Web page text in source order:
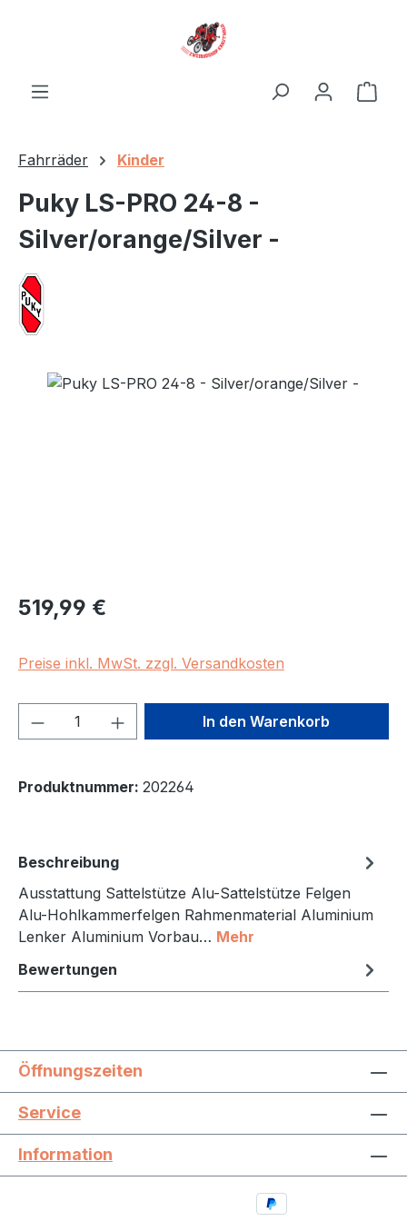
Fahrräder Kinder
Puky LS-PRO 24-8 -
Silver/orange/Silver -
Bildergalerie überspringen
Regulärer Preis:
519,99 €
Preise inkl. MwSt. zzgl. Versandkosten
Produkt Anzahl: Gib denIn den Warenkorb
Produktnummer: 202264
Beschreibung
Ausstattung Sattelstütze Alu-Sattelstütze Felgen
Alu-Hohlkammerfelgen Rahmenmaterial Aluminium
Lenker Aluminium Vorbau… Mehr
Bewertungen
Öffnungszeiten
Service
Information